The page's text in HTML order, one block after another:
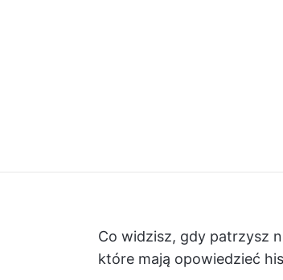
Co widzisz, gdy patrzysz
które mają opowiedzieć